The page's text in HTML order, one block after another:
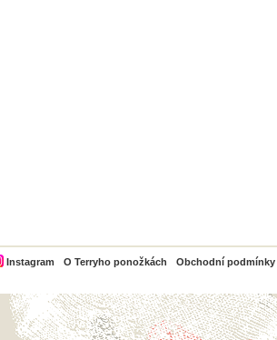
Instagram O Terryho ponožkách Obchodní podmínky
PayPal